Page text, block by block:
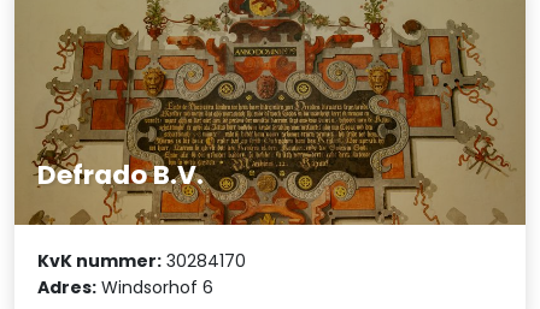
Defrado B.V.
KvK nummer: 30284170
Adres: Windsorhof 6